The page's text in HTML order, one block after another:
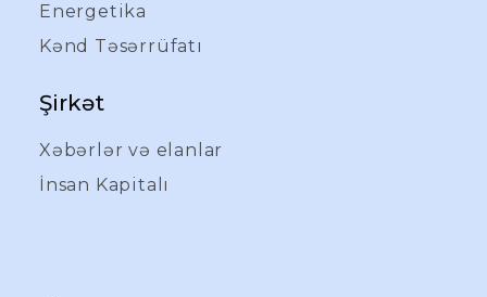
Energetika
Kənd Təsərrüfatı
Şirkət
Xəbərlər və elanlar
İnsan Kapitalı